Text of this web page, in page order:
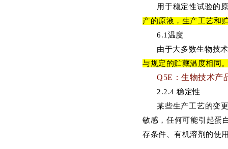
用于稳定性试验的
产的原液，生产工艺和
6.1温度
由于大多数生物技
与规定的贮藏温度相同
Q5E：生物技术产
2.2.4 稳定性
某些生产工艺的变
敏感，任何可能引起蛋
存条件、有机溶剂的使